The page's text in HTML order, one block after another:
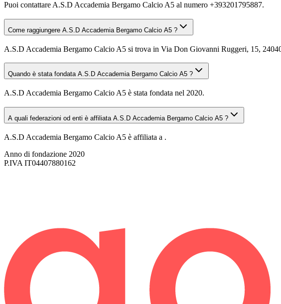
Puoi contattare A.S.D Accademia Bergamo Calcio A5 al numero +393201795887.
Come raggiungere A.S.D Accademia Bergamo Calcio A5 ?
A.S.D Accademia Bergamo Calcio A5 si trova in Via Don Giovanni Ruggeri, 15,
Quando è stata fondata A.S.D Accademia Bergamo Calcio A5 ?
A.S.D Accademia Bergamo Calcio A5 è stata fondata nel 2020.
A quali federazioni od enti è affiliata A.S.D Accademia Bergamo Calcio A5 ?
A.S.D Accademia Bergamo Calcio A5 è affiliata a .
Anno di fondazione 2020
P.IVA IT04407880162